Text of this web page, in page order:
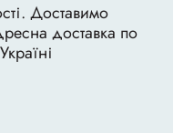
Доставимо
доставка по